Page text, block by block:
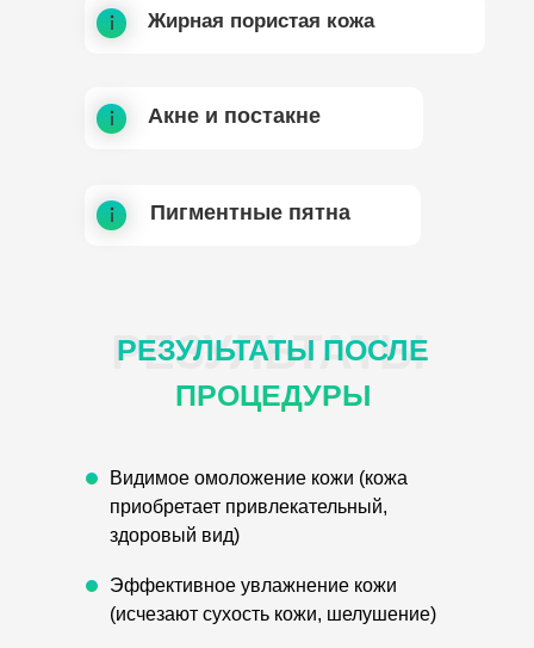
Жирная пористая кожа
Акне и постакне
Пигментные пятна
РЕЗУЛЬТАТЫ
РЕЗУЛЬТАТЫ ПОСЛЕ
ПРОЦЕДУРЫ
Видимое омоложение кожи (кожа
приобретает привлекательный,
здоровый вид)
Эффективное увлажнение кожи
(исчезают сухость кожи, шелушение)